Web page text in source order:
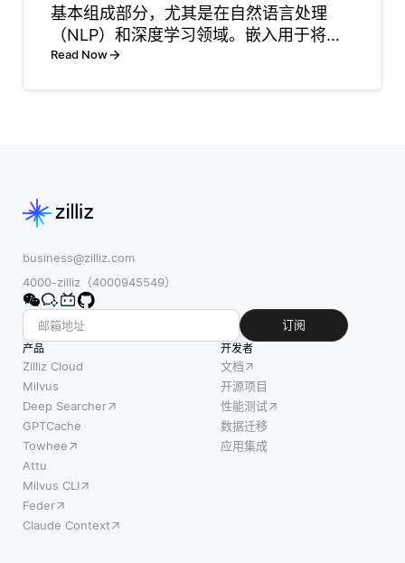
例如，通过跟踪
数据质量的改
善，公司可以计
任何
基本组成部分，尤其是在自然语言处理
（NLP）和深度学习领域。嵌入用于将离
散项（例如单词或短语）转换为连续的向
Read Now
business@zilliz.com
4000-zilliz（4000945549）
订阅
产品
Zilliz Cloud
Milvus
Deep Searcher
GPTCache
Towhee
Attu
Milvus CLI
Feder
Claude Context
开发者
文档
开源项目
性能测试
数据迁移
应用集成